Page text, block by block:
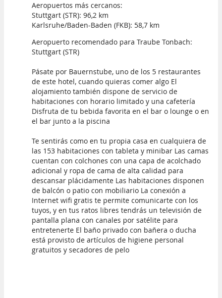
Aeropuertos más cercanos:
Stuttgart (STR): 96,2 km
Karlsruhe/Baden-Baden (FKB): 58,7 km
Aeropuerto recomendado para Traube Tonbach:
Stuttgart (STR)
Pásate por Bauernstube, uno de los 5 restaurantes
de este hotel, cuando quieras comer algo El
alojamiento también dispone de servicio de
habitaciones con horario limitado y una cafetería
Disfruta de tu bebida favorita en el bar o lounge o en
el bar junto a la piscina
Te sentirás como en tu propia casa en cualquiera de
las 153 habitaciones con tableta y minibar Las camas
cuentan con colchones con una capa de acolchado
adicional y ropa de cama de alta calidad para
descansar plácidamente Las habitaciones disponen
de balcón o patio con mobiliario La conexión a
Internet wifi gratis te permite comunicarte con los
tuyos, y en tus ratos libres tendrás un televisión de
pantalla plana con canales por satélite para
entretenerte El baño privado con bañera o ducha
está provisto de artículos de higiene personal
gratuitos y secadores de pelo